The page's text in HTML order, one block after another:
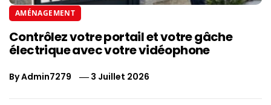
AMÉNAGEMENT
Contrôlez votre portail et votre gâche
électrique avec votre vidéophone
ByAdmin7279 3 Juillet 2026